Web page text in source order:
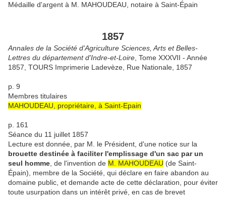
Médaille d'argent à M. MAHOUDEAU, notaire à Saint-Épain
1857
Annales de la Société d'Agriculture Sciences, Arts et Belles-
Lettres du département d'Indre-et-Loire , Tome XXXVII - Année
1857, TOURS Imprimerie Ladevèze, Rue Nationale, 1857
p. 9
Membres titulaires
MAHOUDEAU, propriétaire, à Saint-Epain
p. 161
Séance du 11 juillet 1857
Lecture est donnée, par M. le Président, d'une notice sur la
brouette destinée à faciliter l'emplissage d'un sac par un
seul homme , de l'invention de M. MAHOUDEAU (de Saint-
Épain), membre de la Société, qui déclare en faire abandon au
domaine public, et demande acte de cette déclaration, pour éviter
toute usurpation dans un intérêt privé, en cas de brevet